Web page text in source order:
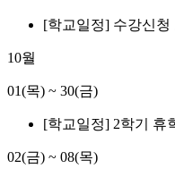
[학교일정] 수강신청
10월
01(목) ~ 30(금)
[학교일정] 2학기 휴
02(금) ~ 08(목)